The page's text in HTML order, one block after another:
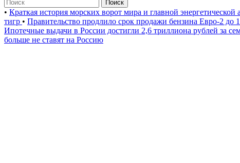
Поиск
• Краткая история морских ворот мира и главной энергетической
тигр • Правительство продлило срок продажи бензина Евро-2 до
Ипотечные выдачи в России достигли 2,6 триллиона рублей за
больше не ставят на Россию